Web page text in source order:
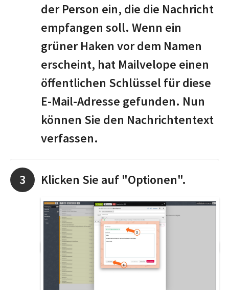
der Person ein, die die Nachricht
empfangen soll. Wenn ein
grüner Haken vor dem Namen
erscheint, hat Mailvelope einen
öffentlichen Schlüssel für diese
E-Mail-Adresse gefunden. Nun
können Sie den Nachrichtentext
verfassen.
Klicken Sie auf "Optionen".